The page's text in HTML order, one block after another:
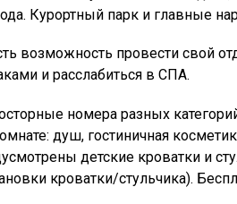
Курортный парк и главные
возможность провести свой
и расслабиться в СПА.
номера разных
душ, гостиничная
детские кроватки и
кроватки/стульчика).